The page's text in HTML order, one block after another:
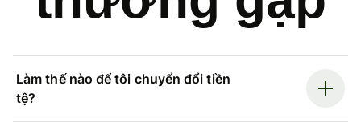
Làm thế nào để tôi chuyển đổi tiền
tệ?